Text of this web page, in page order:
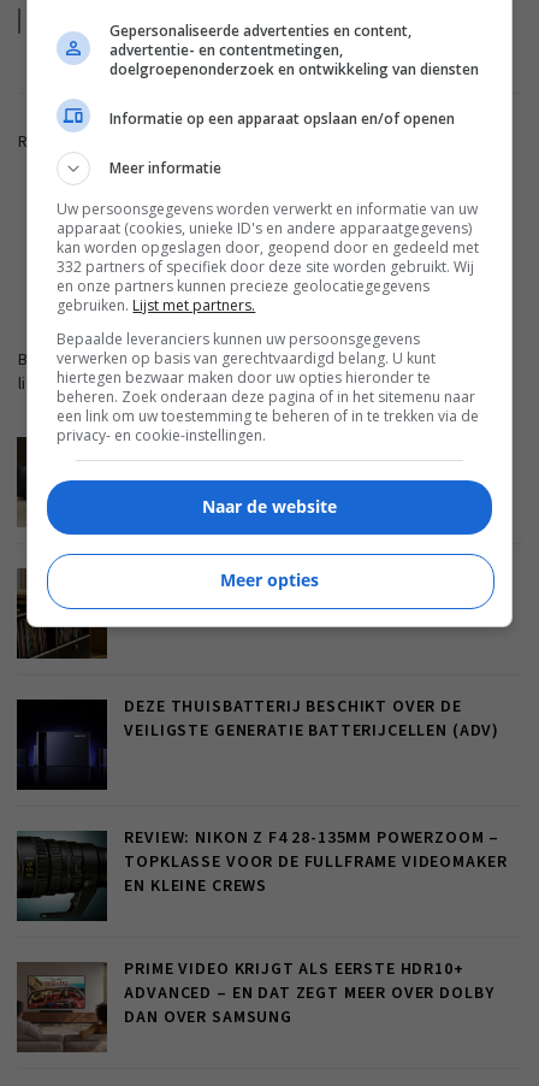
Reacties zijn gesloten.
ADVERTENTIE
FWD.NL
Blijf op de hoogte met de nieuwste artikelen van ons
lifestyleplatform en bezoek FWD.nl.
MARANTZ CINEMA SERIES 2: DE
INTERESSANTSTE UPGRADE ZIT NIET IN HET
REVIEW: DEVIALET ASTRA – EEN STATEMENT
DEZE THUISBATTERIJ BESCHIKT OVER DE
VEILIGSTE GENERATIE BATTERIJCELLEN (ADV)
REVIEW: NIKON Z F4 28-135MM POWERZOOM –
TOPKLASSE VOOR DE FULLFRAME VIDEOMAKER
EN KLEINE CREWS
PRIME VIDEO KRIJGT ALS EERSTE HDR10+
ADVANCED – EN DAT ZEGT MEER OVER DOLBY
DAN OVER SAMSUNG
Gepersonaliseerde advertenties en content,
advertentie- en contentmetingen,
doelgroepenonderzoek en ontwikkeling van diensten
Informatie op een apparaat opslaan en/of openen
Meer informatie
Uw persoonsgegevens worden verwerkt en informatie van uw
apparaat (cookies, unieke ID's en andere apparaatgegevens)
kan worden opgeslagen door, geopend door en gedeeld met
332 partners of specifiek door deze site worden gebruikt. Wij
en onze partners kunnen precieze geolocatiegegevens
gebruiken. Lijst met partners.
Bepaalde leveranciers kunnen uw persoonsgegevens
verwerken op basis van gerechtvaardigd belang. U kunt
hiertegen bezwaar maken door uw opties hieronder te
beheren. Zoek onderaan deze pagina of in het sitemenu naar
een link om uw toestemming te beheren of in te trekken via de
privacy- en cookie-instellingen.
Naar de website
Meer opties